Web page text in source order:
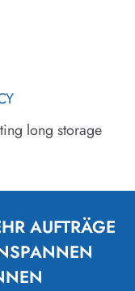
long storage
AUFTRÄGE